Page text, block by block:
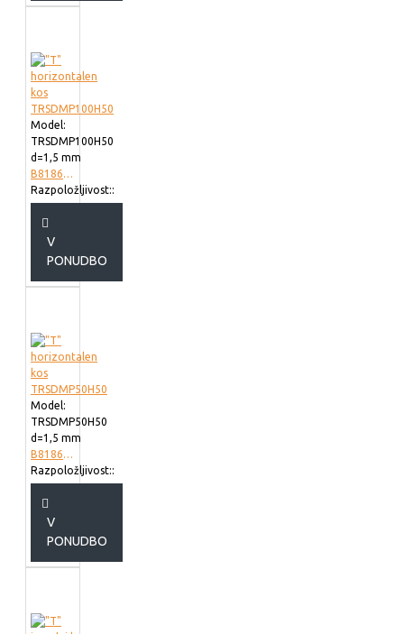
Model:
TRSDMP100H50
d=1,5 mm
B818610
Razpoložljivost::
V
PONUDBO
Model:
TRSDMP50H50
d=1,5 mm
B818605
Razpoložljivost::
V
PONUDBO